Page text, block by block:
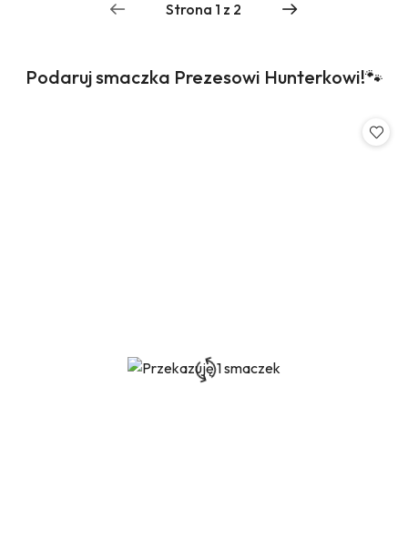
Pomiń karuzelę produktów
Produkty
Podaruj smaczka Prezesowi Hunterkowi!🐾